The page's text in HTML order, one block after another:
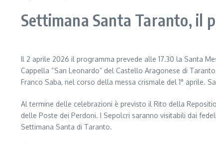
Settimana Santa Taranto, il
Il 2 aprile 2026 il programma prevede alle 17.30 la Santa
Cappella “San Leonardo” del Castello Aragonese di
Franco Saba, nel corso della messa crismale del 1° aprile.
Al termine delle celebrazioni è previsto il Rito della
delle Poste dei Perdoni. I Sepolcri saranno visitabili dai
Settimana Santa di Taranto.